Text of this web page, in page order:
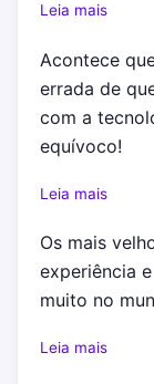
Leia mais
Acontece
errada de
com a
equívoco!
Leia mais
Os mais
experiência
muito no
Leia mais